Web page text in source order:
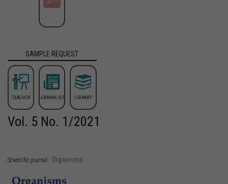
SAMPLE REQUEST
TEACHER JOURNALIST LIBRARY
Vol. 5 No. 1/2021
Scientific journal: Organisms